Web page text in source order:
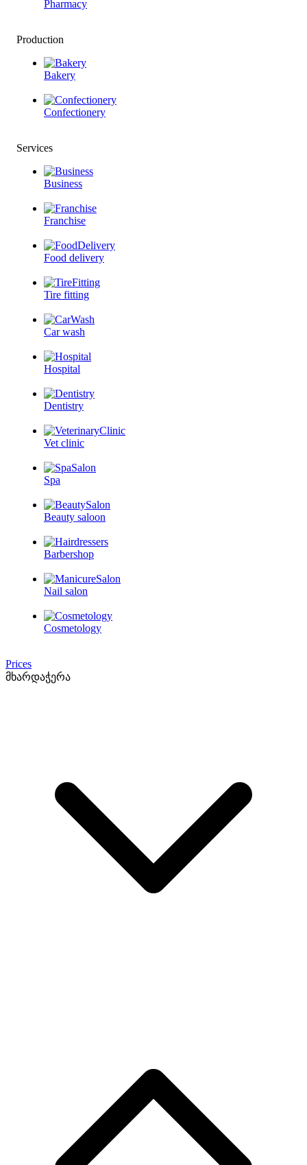
Pharmacy
Production
Bakery
Confectionery
Services
Business
Franchise
Food delivery
Tire fitting
Car wash
Hospital
Dentistry
Vet clinic
Spa
Beauty saloon
Barbershop
Nail salon
Cosmetology
Prices
მხარდაჭერა